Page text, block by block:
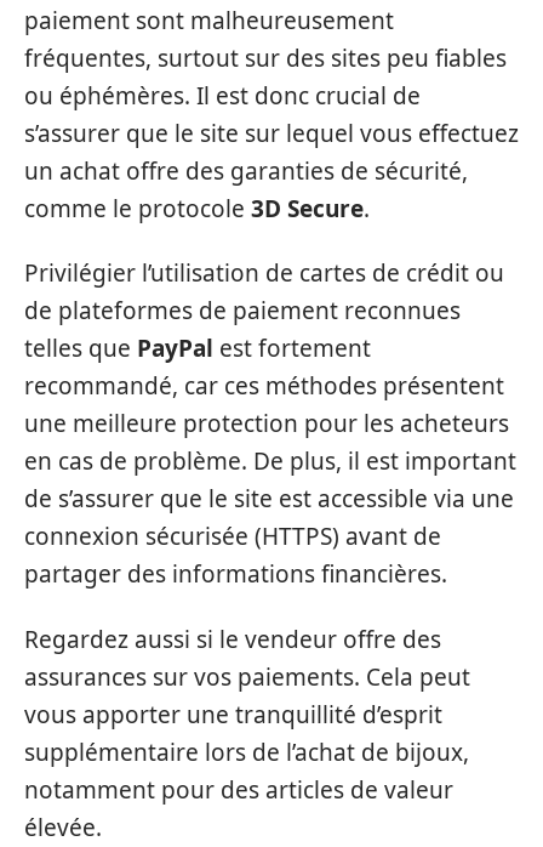
paiement sont malheureusement
fréquentes, surtout sur des sites peu fiables
ou éphémères. Il est donc crucial de
s’assurer que le site sur lequel vous effectuez
un achat offre des garanties de sécurité,
comme le protocole 3D Secure.
Privilégier l’utilisation de cartes de crédit ou
de plateformes de paiement reconnues
telles que PayPal est fortement
recommandé, car ces méthodes présentent
une meilleure protection pour les acheteurs
en cas de problème. De plus, il est important
de s’assurer que le site est accessible via une
connexion sécurisée (HTTPS) avant de
partager des informations financières.
Regardez aussi si le vendeur offre des
assurances sur vos paiements. Cela peut
vous apporter une tranquillité d’esprit
supplémentaire lors de l’achat de bijoux,
notamment pour des articles de valeur
élevée.